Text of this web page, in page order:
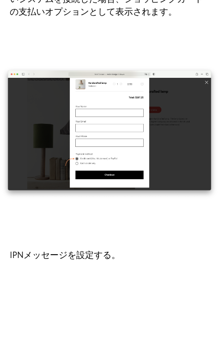
の支払いオプションとして表示されます。
IPNメッセージを設定する。